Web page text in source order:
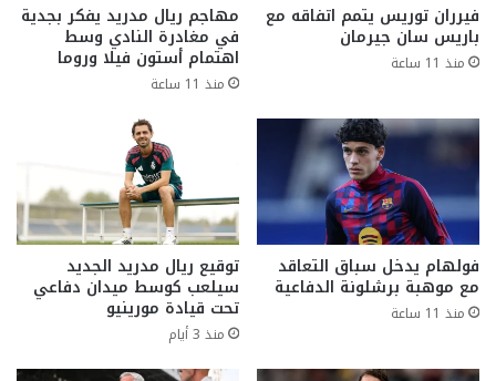
فيرران توريس يتمم اتفاقه مع
باريس سان جيرمان
منذ 11 ساعة
مهاجم ريال مدريد يفكر بجدية
في مغادرة النادي وسط
اهتمام أستون فيلا وروما
منذ 11 ساعة
فولهام يدخل سباق التعاقد
مع موهبة برشلونة الدفاعية
منذ 11 ساعة
توقيع ريال مدريد الجديد
سيلعب كوسط ميدان دفاعي
تحت قيادة مورينيو
منذ 3 أيام